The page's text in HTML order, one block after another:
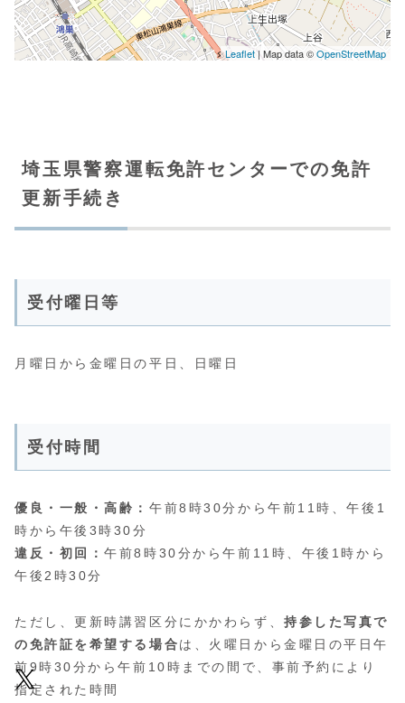
埼玉県警察運転免許センターでの免許
更新手続き
受付曜日等
月曜日から金曜日の平日、日曜日
受付時間
優良・一般・高齢：午前8時30分から午前11時、午後1
時から午後3時30分
違反・初回：午前8時30分から午前11時、午後1時から
午後2時30分
ただし、更新時講習区分にかかわらず、持参した写真で
の免許証を希望する場合は、火曜日から金曜日の平日午
前9時30分から午前10時までの間で、事前予約により
指定された時間